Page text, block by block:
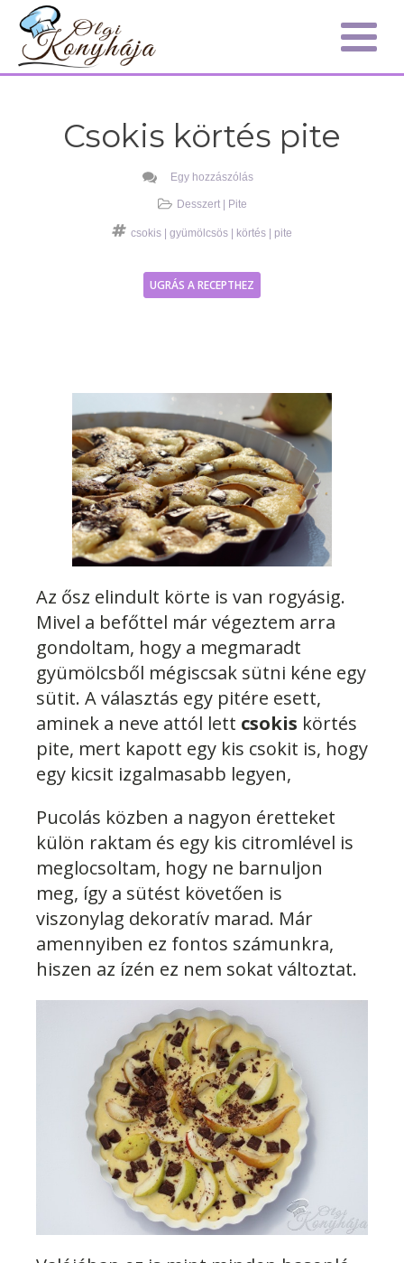
Csokis körtés pite
Egy hozzászólás
Desszert| Pite
csokis gyümölcsös körtés pite
UGRÁS A RECEPTHEZ
Az ősz elindult körte is van rogyásig.
Mivel a befőttel már végeztem arra
gondoltam, hogy a megmaradt
gyümölcsből mégiscsak sütni kéne egy
sütit. A választás egy pitére esett,
aminek a neve attól lett csokis körtés
pite, mert kapott egy kis csokit is, hogy
egy kicsit izgalmasabb legyen,
Pucolás közben a nagyon éretteket
külön raktam és egy kis citromlével is
meglocsoltam, hogy ne barnuljon
meg, így a sütést követően is
viszonylag dekoratív marad. Már
amennyiben ez fontos számunkra,
hiszen az ízén ez nem sokat változtat.